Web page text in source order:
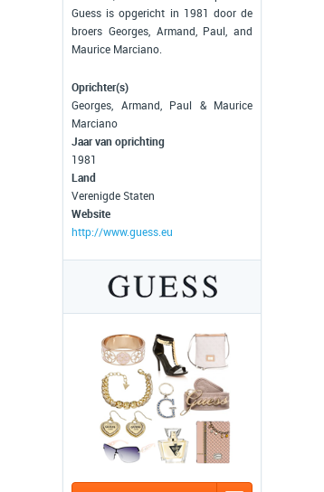
Guess is opgericht in 1981 door de
broers Georges, Armand, Paul, and
Maurice Marciano.
Oprichter(s)
Georges, Armand, Paul & Maurice
Marciano
Jaar van oprichting
1981
Land
Verenigde Staten
Website
http://www.guess.eu